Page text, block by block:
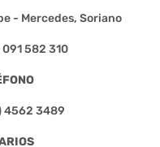
- Mercedes, Soriano
582 310
4562 3489